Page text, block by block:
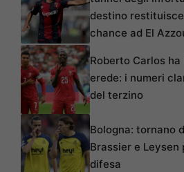
destino
chance ad El
Roberto Carlos ha
erede: i numeri
del terzino
Bologna: tornano
Brassier e Leysen
difesa